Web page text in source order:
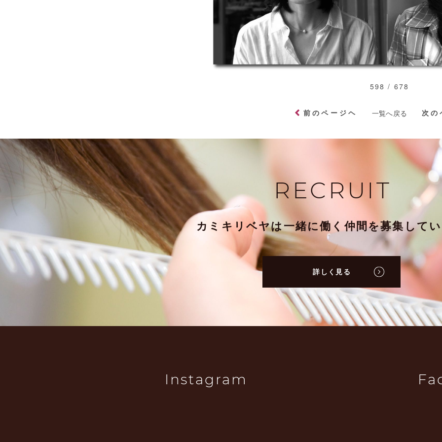
598 / 678
前のページヘ 一覧へ戻る 次の
RECRUIT
カミキリベヤは一緒に働く仲間を募集して
詳しく見る
Instagram